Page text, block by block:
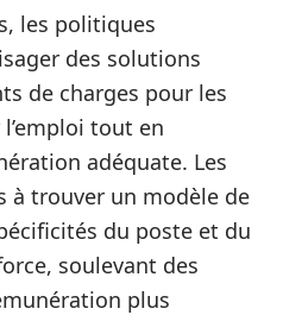
les politiques
des solutions
de charges pour les
tout en
adéquate. Les
à trouver un modèle de
du poste et du
soulevant des
plus